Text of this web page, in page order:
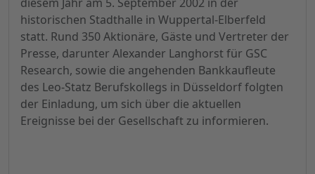
historischen Stadthalle in Wuppertal-Elberfeld
statt. Rund 350 Aktionäre, Gäste und Vertreter der
Presse, darunter Alexander Langhorst für GSC
Research, sowie die angehenden Bankkaufleute
des Leo-Statz Berufskollegs in Düsseldorf folgten
der Einladung, um sich über die aktuellen
Ereignisse bei der Gesellschaft zu informieren.